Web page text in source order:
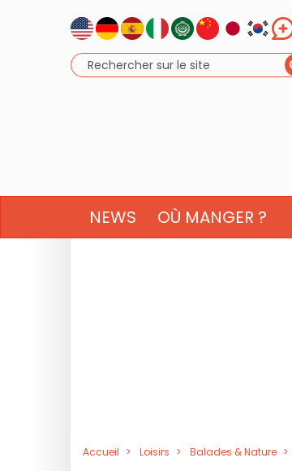
NEWS OÙ MANGER ?
Accueil Loisirs Balades & Nature